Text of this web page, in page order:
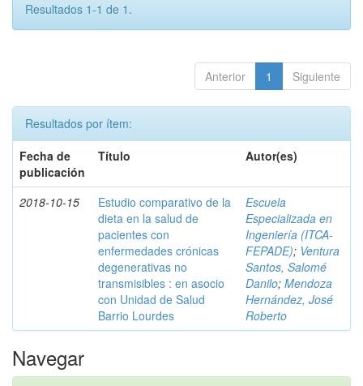
Resultados 1-1 de 1.
Anterior 1 Siguiente
Resultados por ítem:
Fecha de
publicación
Título Autor(es)
2018-10-15
Estudio comparativo de la
dieta en la salud de
pacientes con
enfermedades crónicas
degenerativas no
transmisibles : en asocio
con Unidad de Salud
Barrio Lourdes
Escuela
Especializada en
Ingeniería (ITCA-
FEPADE); Ventura
Santos, Salomé
Danilo; Mendoza
Hernández, José
Roberto
Navegar